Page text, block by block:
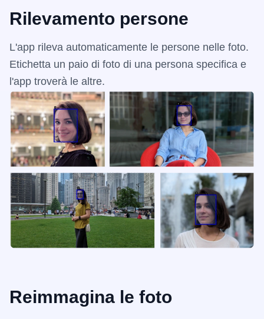
Rilevamento persone
L'app rileva automaticamente le persone nelle foto.
Etichetta un paio di foto di una persona specifica e
l'app troverà le altre.
Reimmagina le foto